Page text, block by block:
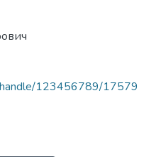
handle/123456789/17579